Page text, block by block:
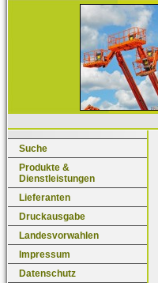
Suche
Produkte &
Dienstleistungen
Lieferanten
Druckausgabe
Landesvorwahlen
Impressum
Datenschutz